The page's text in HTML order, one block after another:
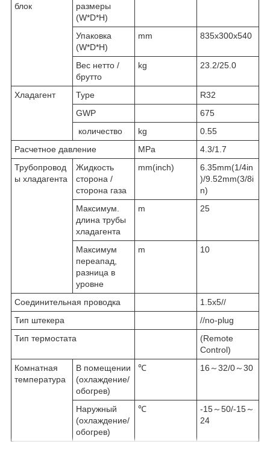
блок
размеры
(W*D*H)
Упаковка
(W*D*H)
mm 835x300x540
Вес нетто /
брутто
kg 23.2/25.0
Хладагент Type
R32
GWP
675
количество
kg
0.55
Расчетное давление
MPa
4.3/1.7
Трубопровод
ы хладагента
Жидкость
сторона /
сторона газа
mm(inch)
6.35mm(1/4in
)/9.52mm(3/8i
n)
Максимум.
длина трубы
хладагента
m 25
Максимум
переапад,
разница в
уровне
m 10
Соединительная проводка
1.5x5//
Тип штекера
//no-plug
Тип термостата
(Remote
Control)
Комнатная
температура
В помещении
(охлаждение/
обогрев)
℃ 16～32/0～30
Наружный
(охлаждение/
обогрев)
℃
-15～50/-15～
24